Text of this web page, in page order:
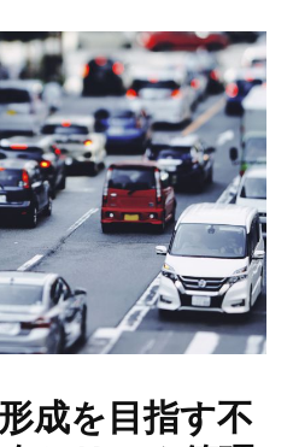
成を目指す不